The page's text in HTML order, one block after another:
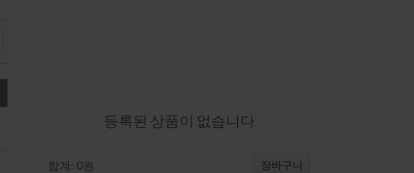
등록된 상품이 없습니다
합계: 0원 장바구니